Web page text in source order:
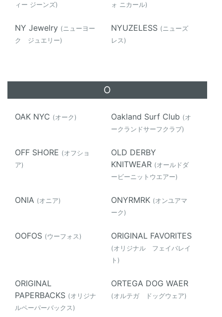
ィー ジーンズ)
ォ ニカール)
NY Jewelry (ニューヨー
ク ジュエリー)
NYUZELESS (ニューズ
レス)
O
OAK NYC (オーク) Oakland Surf Club (オ
ークランドサーフクラブ)
OFF SHORE (オフショ
ア)
OLD DERBY
KNITWEAR (オールドダ
ービーニットウエアー)
ONIA (オニア) ONYRMRK (オンユアマ
ーク)
OOFOS (ウーフォス) ORIGINAL FAVORITES
(オリジナル フェイバレイ
ト)
ORIGINAL
PAPERBACKS (オリジナ
ルペーパーバックス)
ORTEGA DOG WAER
(オルテガ ドッグウェア)